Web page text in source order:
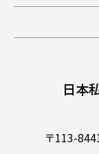
日本
〒113-